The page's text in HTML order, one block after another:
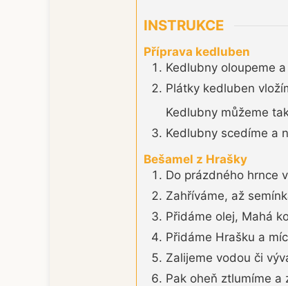
INSTRUKCE
Příprava kedluben
Kedlubny oloupeme
Plátky kedluben
Kedlubny můžeme
Kedlubny scedíme a
Bešamel z Hrašky
Do prázdného hrnce
Zahříváme, až
Přidáme olej, Mahá
Přidáme Hrašku a
Zalijeme vodou či
Pak oheň ztlumíme a